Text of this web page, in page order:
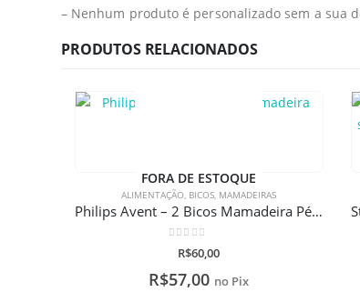
– Nenhum produto é personalizado sem a sua
PRODUTOS RELACIONADOS
FORA DE ESTOQUE
ALIMENTAÇÃO, BICOS, MAMADEIRAS
Philips Avent – 2 Bicos Mamadeira Pétala N° 2 1m+
de 5
R$60,00
R$57,00 no Pix